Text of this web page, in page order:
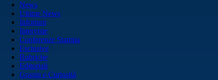
News
Ultime News
Infortuni
Interviste
Conferenze Stampa
Esclusive
Rubriche
Editoriali
Gossip e Curiosità